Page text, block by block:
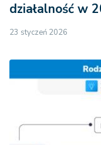
działalność w
23 styczeń 2026